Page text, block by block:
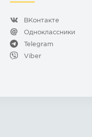
ВКонтакте
Одноклассники
Telegram
Viber